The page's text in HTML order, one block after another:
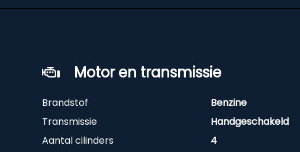
Motor en transmissie
Brandstof
Benzine
Transmissie
Handgeschakeld
Aantal cilinders
4